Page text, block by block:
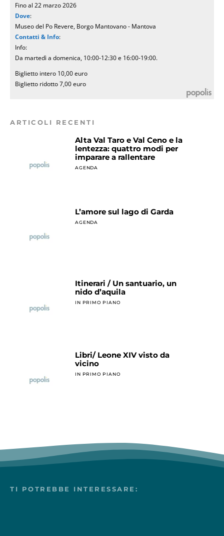
Fino al 22 marzo 2026
Dove:
Museo del Po Revere, Borgo Mantovano - Mantova
Contatti & Info:
Info:
Da martedì a domenica, 10:00-12:30 e 16:00-19:00.
Biglietto intero 10,00 euro
Biglietto ridotto 7,00 euro
ARTICOLI RECENTI
Alta Val Taro e Val Ceno e la
lentezza: quattro modi per
imparare a rallentare
AGENDA
L’amore sul lago di Garda
AGENDA
Itinerari / Un santuario, un
nido d’aquila
IN PRIMO PIANO
Libri/ Leone XIV visto da
vicino
IN PRIMO PIANO
TI POTREBBE INTERESSARE: